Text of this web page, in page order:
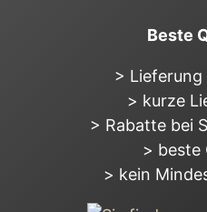
Beste
>
> kurze
> Rabatte bei
> beste
> kein